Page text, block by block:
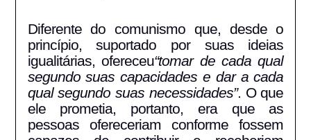
Diferente do comunismo que, desde o
princípio, suportado por suas ideias
igualitárias, ofereceu“tomar de cada qual
segundo suas capacidades e dar a cada
qual segundo suas necessidades”. O que
ele prometia, portanto, era que as
pessoas ofereceriam conforme fossem